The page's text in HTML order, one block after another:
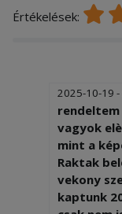
Értékelések:
2025-10-19 -
vagyok
mint a
Raktak
vekony
kaptunk